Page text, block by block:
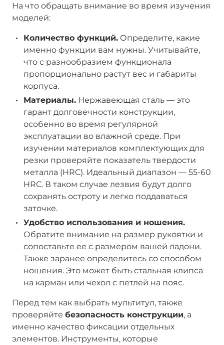
На что обращать внимание во время изучения
моделей:
Количество функций. Определите, какие
именно функции вам нужны. Учитывайте,
что с разнообразием функционала
пропорционально растут вес и габариты
корпуса.
Материалы. Нержавеющая сталь — это
гарант долговечности конструкции,
особенно во время регулярной
эксплуатации во влажной среде. При
изучении материалов комплектующих для
резки проверяйте показатель твердости
металла (HRC). Идеальный диапазон — 55-60
HRC. В таком случае лезвия будут долго
сохранять остроту и легко поддаваться
заточке.
Удобство использования и ношения.
Обратите внимание на размер рукоятки и
сопоставьте ее с размером вашей ладони.
Также заранее определитесь со способом
ношения. Это может быть стальная клипса
на карман или чехол с петлей на пояс.
Перед тем как выбрать мультитул, также
проверяйте безопасность конструкции, а
именно качество фиксации отдельных
элементов. Инструменты, которые